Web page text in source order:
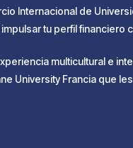
Internacional de
tu perfil financiero
multicultural e
University Francia que